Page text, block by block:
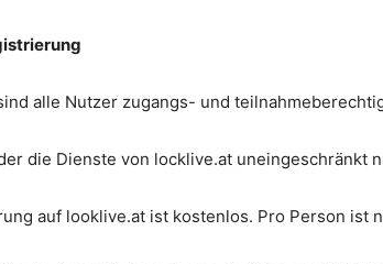
alle Nutzer zugangs- und
die Dienste von locklive.at
auf looklive.at ist kostenlos. Pro Person